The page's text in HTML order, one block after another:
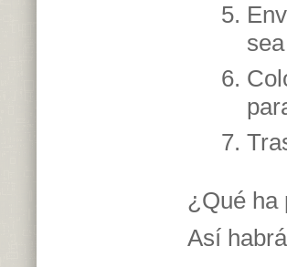
¿Qué ha
Así